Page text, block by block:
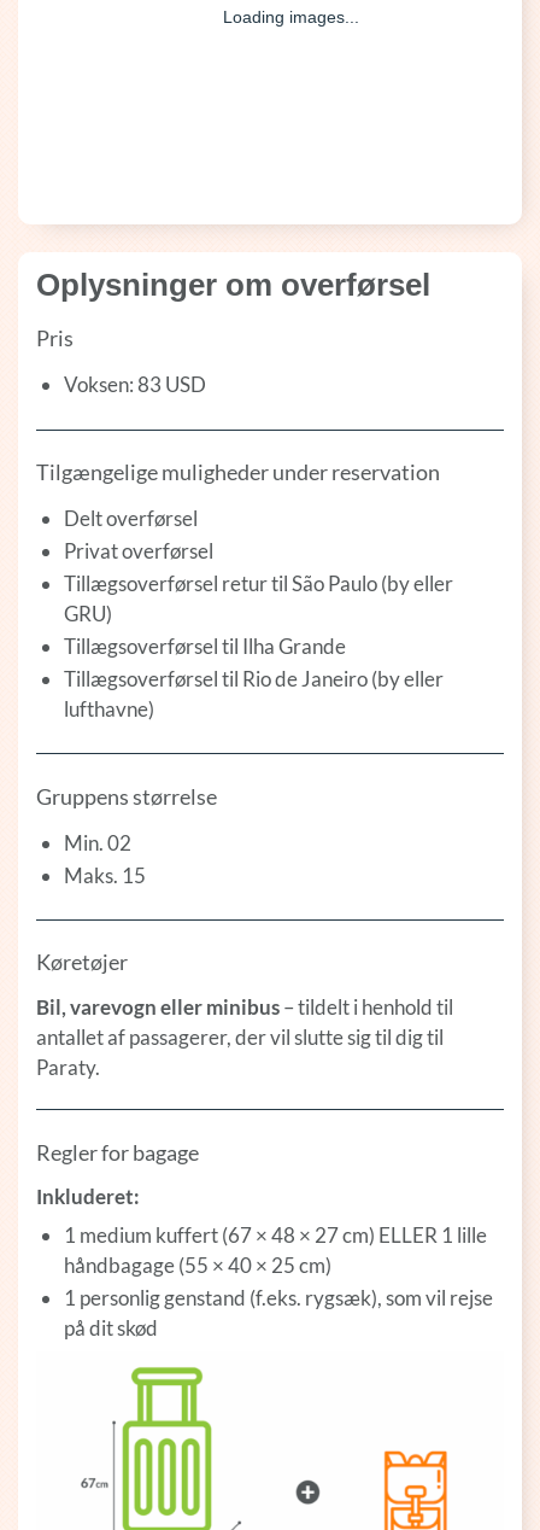
Oplysninger om overførsel
Pris
Voksen: 83 USD
Tilgængelige muligheder under reservation
Delt overførsel
Privat overførsel
Tillægsoverførsel retur til São Paulo (by eller
GRU)
Tillægsoverførsel til Ilha Grande
Tillægsoverførsel til Rio de Janeiro (by eller
lufthavne)
Gruppens størrelse
Min. 02
Maks. 15
Køretøjer
Bil, varevogn eller minibus– tildelt i henhold til
antallet af passagerer, der vil slutte sig til dig til
Paraty.
Regler for bagage
Inkluderet:
1 medium kuffert (67 × 48 × 27 cm) ELLER 1 lille
håndbagage (55 × 40 × 25 cm)
1 personlig genstand (f.eks. rygsæk), som vil rejse
på dit skød